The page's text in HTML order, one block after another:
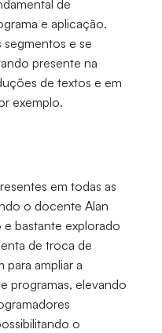
de
e aplicação.
e se
presente na
de textos e em
exemplo.
em todas as
o docente Alan
bastante explorado
de troca de
para ampliar a
programas, elevando
o